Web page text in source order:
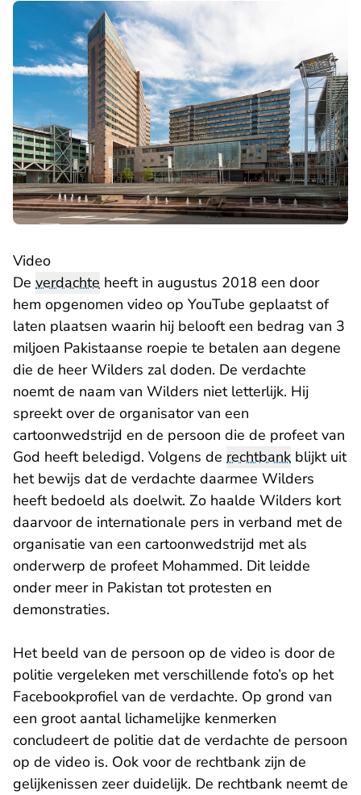
Video
De verdachte heeft in augustus 2018 een door
hem opgenomen video op YouTube geplaatst of
laten plaatsen waarin hij belooft een bedrag van 3
miljoen Pakistaanse roepie te betalen aan degene
die de heer Wilders zal doden. De verdachte
noemt de naam van Wilders niet letterlijk. Hij
spreekt over de organisator van een
cartoonwedstrijd en de persoon die de profeet van
God heeft beledigd. Volgens de rechtbank blijkt uit
het bewijs dat de verdachte daarmee Wilders
heeft bedoeld als doelwit. Zo haalde Wilders kort
daarvoor de internationale pers in verband met de
organisatie van een cartoonwedstrijd met als
onderwerp de profeet Mohammed. Dit leidde
onder meer in Pakistan tot protesten en
demonstraties.
Het beeld van de persoon op de video is door de
politie vergeleken met verschillende foto’s op het
Facebookprofiel van de verdachte. Op grond van
een groot aantal lichamelijke kenmerken
concludeert de politie dat de verdachte de persoon
op de video is. Ook voor de rechtbank zijn de
gelijkenissen zeer duidelijk. De rechtbank neemt de